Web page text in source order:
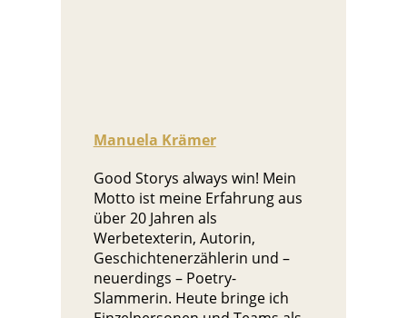
Manuela Krämer
Good Storys always win! Mein
Motto ist meine Erfahrung aus
über 20 Jahren als
Werbetexterin, Autorin,
Geschichtenerzählerin und –
neuerdings – Poetry-
Slammerin. Heute bringe ich